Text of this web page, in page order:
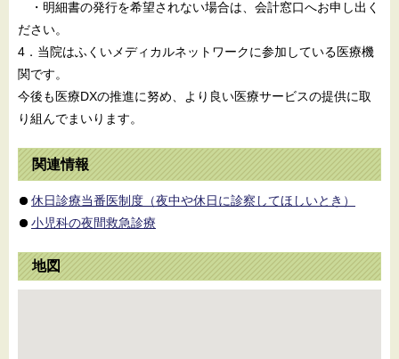
・明細書の発行を希望されない場合は、会計窓口へお申し出く
ださい。
4．当院はふくいメディカルネットワークに参加している医療機
関です。
今後も医療DXの推進に努め、より良い医療サービスの提供に取
り組んでまいります。
関連情報
休日診療当番医制度（夜中や休日に診察してほしいとき）
小児科の夜間救急診療
地図